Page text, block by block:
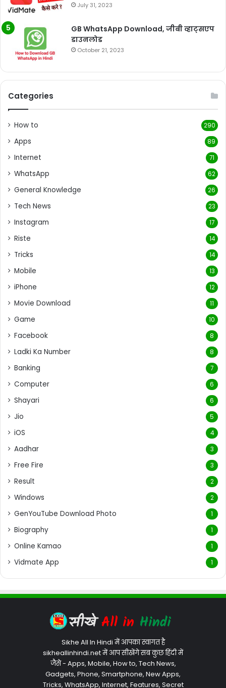
July 31, 2023
GB WhatsApp Download, जीबी व्हाट्सएप
डाउनलोड
October 21, 2023
Categories
How to 290
Apps 89
Internet 71
WhatsApp 62
General Knowledge 26
Tech News 23
Instagram 17
Riste 14
Tricks 14
Mobile 13
iPhone 12
Movie Download 11
Game 10
Facebook 8
Ladki Ka Number 8
Banking 7
Computer 6
Shayari 6
Jio 5
iOS 4
Aadhar 3
Free Fire 3
Result 2
Windows 2
GenYouTube Download Photo 1
Biography 1
Online Kamao 1
Vidmate App 1
Sikhe All In Hindi में आपका स्वागत है
sikheallinhindi.net में आप सीखेंगे सब कुछ हिंदी में
जैसे - Apps, Mobile, How to, Tech News,
Gadgets, Phone, Smartphone, New Apps,
Tricks, WhatsApp, Internet, Features, Secret